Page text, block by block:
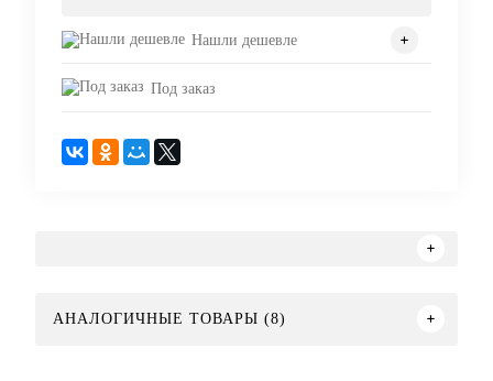
Нашли дешевле
Под заказ
АНАЛОГИЧНЫЕ ТОВАРЫ (8)